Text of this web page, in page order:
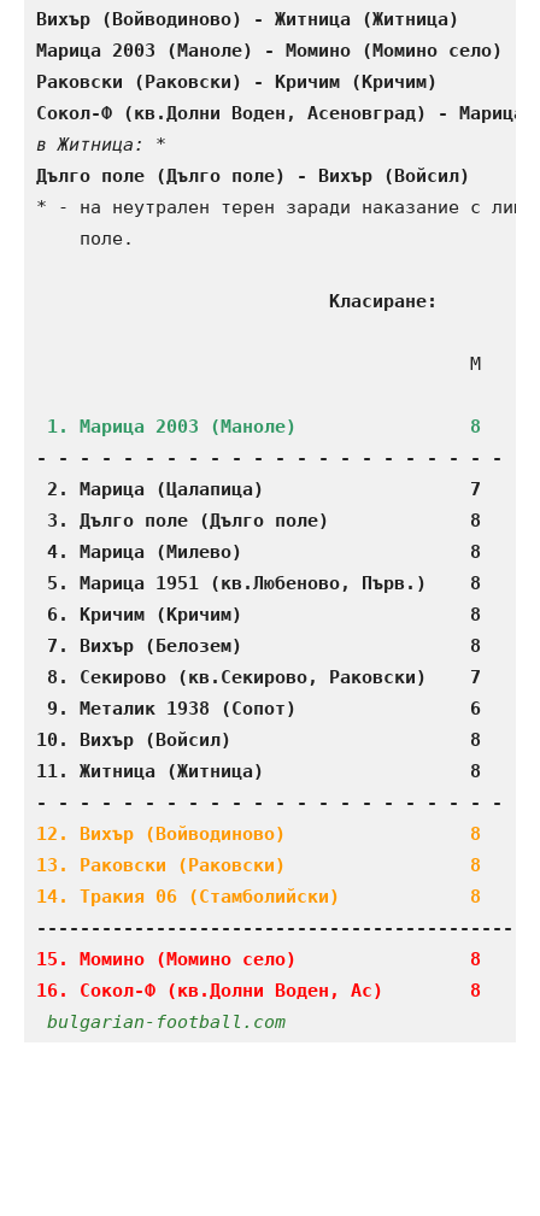
Вихър (Войводиново) - Житница
Марица 2003 (Маноле) - Момино (Момино
Раковски (Раковски) - Кричим (Кричим)
Сокол-Ф (кв.Долни Воден, Асеновград) -
в Житница:
Дълго поле (Дълго поле) - Вихър
* - на неутрален терен заради наказание с
    поле.
Класиране:
М
1. Марица 2003 (Маноле)                8
- - - - - - - - - - - - - - - - - - - - - - -
2. Марица (Цалапица)                   7
3. Дълго поле (Дълго поле)             8
4. Марица (Милево)                     8
5. Марица 1951 (кв.Любеново, Първ.)
6. Кричим (Кричим)                     8
7. Вихър (Белозем)                     8
8. Секирово (кв.Секирово, Раковски)
9. Металик 1938 (Сопот)                6
10. Вихър (Войсил)                      8
11. Житница (Житница)                   8
12. Вихър (Войводиново)                 8
13. Раковски (Раковски)                 8
14. Тракия 06 (Стамболийски)            8
15. Момино (Момино село)                8
16. Сокол-Ф (кв.Долни Воден, Ас)        8
bulgarian-football.com